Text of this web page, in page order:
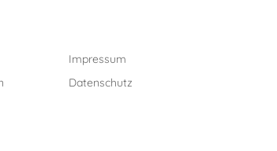
Impressum
Datenschutz